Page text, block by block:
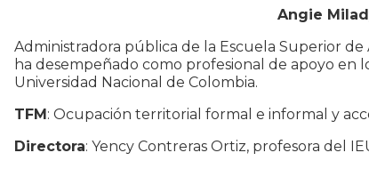
Angie
Administradora pública de la Escuela Superior
ha desempeñado como profesional de apoyo en
Universidad Nacional de Colombia.
TFM : Ocupación territorial formal e informal y
Directora: Yency Contreras Ortiz, profesora del